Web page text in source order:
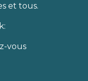
et tous.
vous